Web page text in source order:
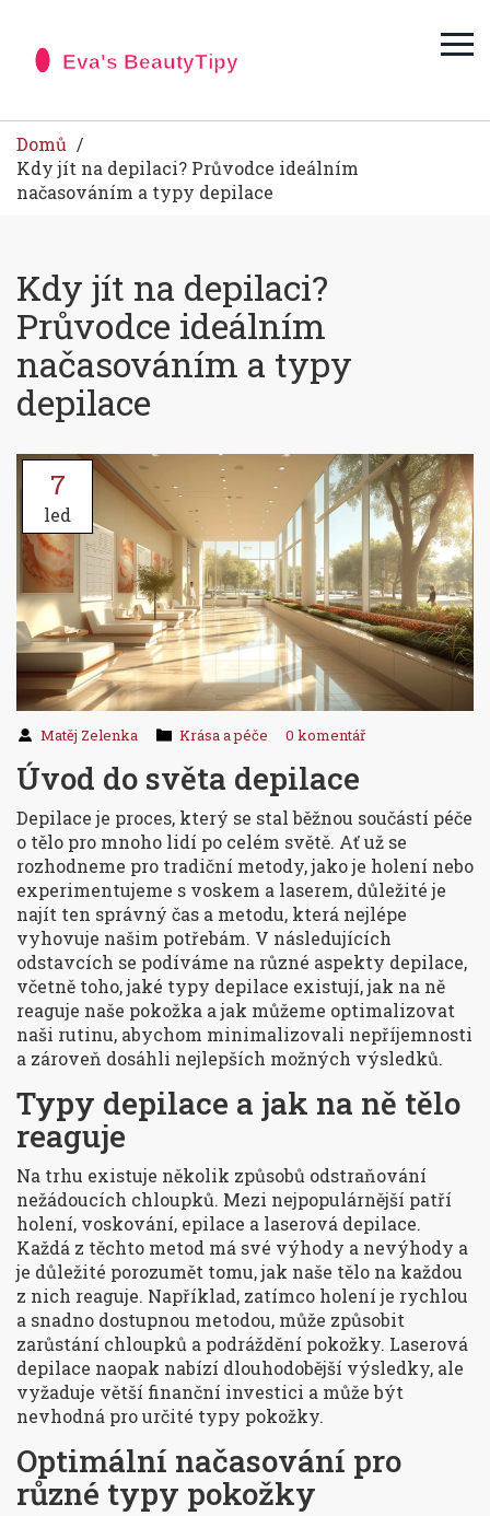
Domů
Kdy jít na depilaci? Průvodce ideálním
načasováním a typy depilace
Kdy jít na depilaci?
Průvodce ideálním
načasováním a typy
depilace
7
led
Matěj Zelenka Krása a péče 0 komentář
Úvod do světa depilace
Depilace je proces, který se stal běžnou součástí péče
o tělo pro mnoho lidí po celém světě. Ať už se
rozhodneme pro tradiční metody, jako je holení nebo
experimentujeme s voskem a laserem, důležité je
najít ten správný čas a metodu, která nejlépe
vyhovuje našim potřebám. V následujících
odstavcích se podíváme na různé aspekty depilace,
včetně toho, jaké typy depilace existují, jak na ně
reaguje naše pokožka a jak můžeme optimalizovat
naši rutinu, abychom minimalizovali nepříjemnosti
a zároveň dosáhli nejlepších možných výsledků.
Typy depilace a jak na ně tělo
reaguje
Na trhu existuje několik způsobů odstraňování
nežádoucích chloupků. Mezi nejpopulárnější patří
holení, voskování, epilace a laserová depilace.
Každá z těchto metod má své výhody a nevýhody a
je důležité porozumět tomu, jak naše tělo na každou
z nich reaguje. Například, zatímco holení je rychlou
a snadno dostupnou metodou, může způsobit
zarůstání chloupků a podráždění pokožky. Laserová
depilace naopak nabízí dlouhodobější výsledky, ale
vyžaduje větší finanční investici a může být
nevhodná pro určité typy pokožky.
Optimální načasování pro
různé typy pokožky